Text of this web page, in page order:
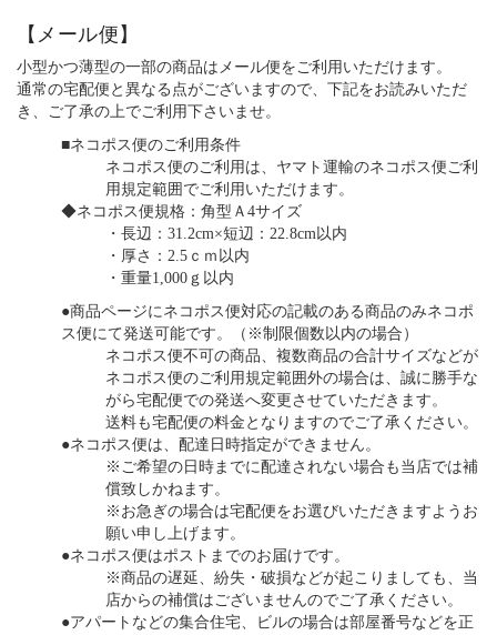
【メール便】
小型かつ薄型の一部の商品はメール便をご利用いただけます。
通常の宅配便と異なる点がございますので、下記をお読みいただ
き、ご了承の上でご利用下さいませ。
■ネコポス便のご利用条件
ネコポス便のご利用は、ヤマト運輸のネコポス便ご利
用規定範囲でご利用いただけます。
◆ネコポス便規格：角型Ａ4サイズ
・長辺：31.2cm×短辺：22.8cm以内
・厚さ：2.5ｃｍ以内
・重量1,000ｇ以内
●商品ページにネコポス便対応の記載のある商品のみネコポ
ス便にて発送可能です。（※制限個数以内の場合）
ネコポス便不可の商品、複数商品の合計サイズなどが
ネコポス便のご利用規定範囲外の場合は、誠に勝手な
がら宅配便での発送へ変更させていただきます。
送料も宅配便の料金となりますのでご了承ください。
●ネコポス便は、配達日時指定ができません。
※ご希望の日時までに配達されない場合も当店では補
償致しかねます。
※お急ぎの場合は宅配便をお選びいただきますようお
願い申し上げます。
●ネコポス便はポストまでのお届けです。
※商品の遅延、紛失・破損などが起こりましても、当
店からの補償はございませんのでご了承ください。
●アパートなどの集合住宅、ビルの場合は部屋番号などを正